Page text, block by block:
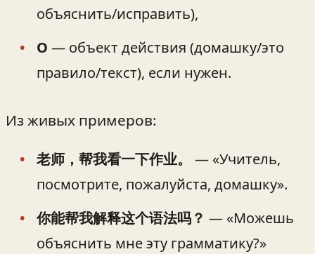
объяснить/исправить),
O — объект действия (домашку/это
правило/текст), если нужен.
Из живых примеров:
老师，帮我看一下作业。
— «Учитель,
посмотрите, пожалуйста, домашку».
你能帮我解释这个语法吗？ — «Можешь
объяснить мне эту грамматику?»